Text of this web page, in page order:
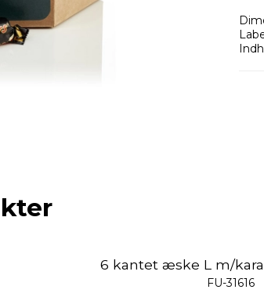
6 kantet æske L m/
FU-31616